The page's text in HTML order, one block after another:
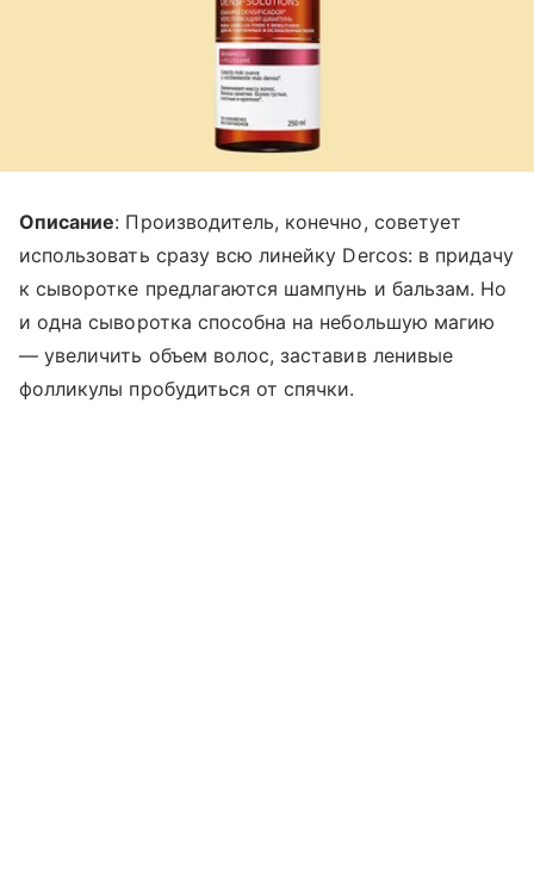
Описание: Производитель, конечно, советует
использовать сразу всю линейку Dercos: в придачу
к сыворотке предлагаются шампунь и бальзам. Но
и одна сыворотка способна на небольшую магию
— увеличить объем волос, заставив ленивые
фолликулы пробудиться от спячки.